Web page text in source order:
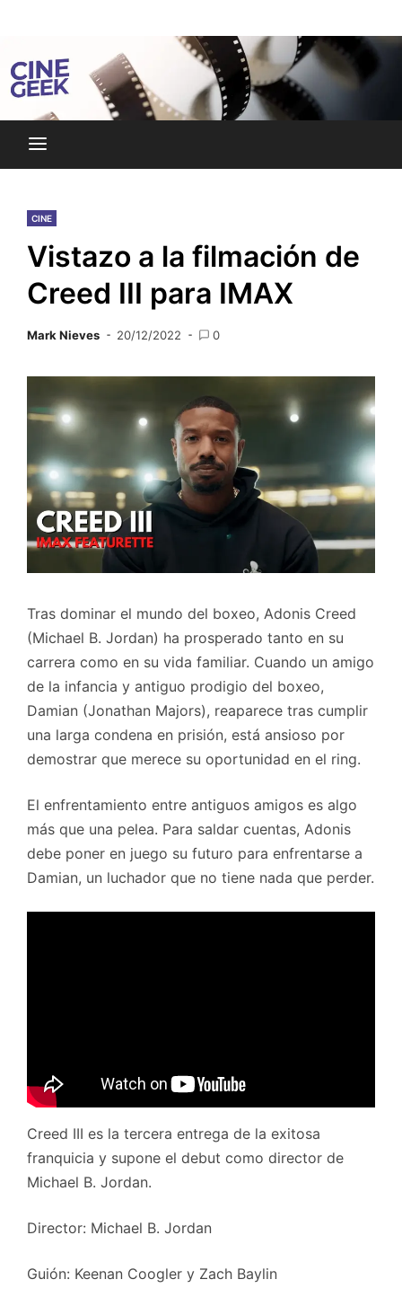
Cine Geek
CINE
Vistazo a la filmación de
Creed III para IMAX
Mark Nieves 20/12/2022 0
Tras dominar el mundo del boxeo, Adonis Creed
(Michael B. Jordan) ha prosperado tanto en su
carrera como en su vida familiar. Cuando un amigo
de la infancia y antiguo prodigio del boxeo,
Damian (Jonathan Majors), reaparece tras cumplir
una larga condena en prisión, está ansioso por
demostrar que merece su oportunidad en el ring.
El enfrentamiento entre antiguos amigos es algo
más que una pelea. Para saldar cuentas, Adonis
debe poner en juego su futuro para enfrentarse a
Damian, un luchador que no tiene nada que perder.
Creed III es la tercera entrega de la exitosa
franquicia y supone el debut como director de
Michael B. Jordan.
Director: Michael B. Jordan
Guión: Keenan Coogler y Zach Baylin